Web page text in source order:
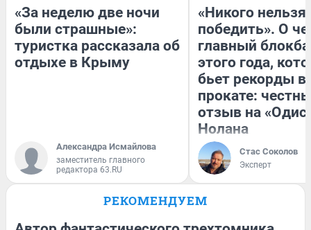
«За неделю две ночи
были страшные»:
туристка рассказала об
отдыхе в Крыму
Александра Исмайлова
заместитель главного
редактора 63.RU
«Никого нельзя
победить». О
главный
этого года,
бьет рекорды в
прокате:
отзыв на
Нолана
Стас Соколов
Эксперт
РЕКОМЕНДУЕМ